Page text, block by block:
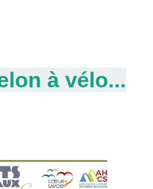
à vélo...